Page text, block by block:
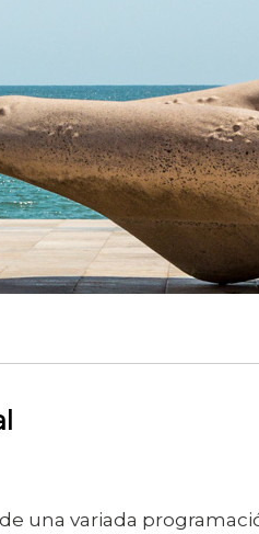
una variada